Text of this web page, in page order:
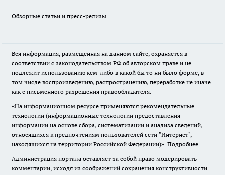
Обзорные статьи и пресс-релизы
Вся информация, размещенная на данном сайте, охраняется в
соответствии с законодательством РФ об авторском праве и не
подлежит использованию кем-либо в какой бы то ни было форме, в
том числе воспроизведению, распространению, переработке не иначе
как с письменного разрешения правообладателя.
«На информационном ресурсе применяются рекомендательные
технологии (информационные технологии предоставления
информации на основе сбора, систематизации и анализа сведений,
относящихся к предпочтениям пользователей сети "Интернет",
находящихся на территории Российской Федерации)». Подробнее
Администрация портала оставляет за собой право модерировать
комментарии, исходя из соображений сохранения конструктивности